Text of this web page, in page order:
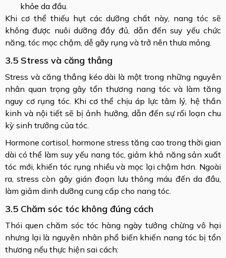
khỏe da đầu.
Khi cơ thể thiếu hụt các dưỡng chất này, nang tóc sẽ
không được nuôi dưỡng đầy đủ, dẫn đến suy yếu chức
năng, tóc mọc chậm, dễ gãy rụng và trở nên thưa mỏng.
3.5 Stress và căng thẳng
Stress và căng thẳng kéo dài là một trong những nguyên
nhân quan trọng gây tổn thương nang tóc và làm tăng
nguy cơ rụng tóc. Khi cơ thể chịu áp lực tâm lý, hệ thần
kinh và nội tiết sẽ bị ảnh hưởng, dẫn đến sự rối loạn chu
kỳ sinh trưởng của tóc.
Hormone cortisol, hormone stress tăng cao trong thời gian
dài có thể làm suy yếu nang tóc, giảm khả năng sản xuất
tóc mới, khiến tóc rụng nhiều và mọc lại chậm hơn. Ngoài
ra, stress còn gây gián đoạn lưu thông máu đến da đầu,
làm giảm dinh dưỡng cung cấp cho nang tóc.
3.5 Chăm sóc tóc không đúng cách
Thói quen chăm sóc tóc hàng ngày tưởng chừng vô hại
nhưng lại là nguyên nhân phổ biến khiến nang tóc bị tổn
thương nếu thực hiện sai cách: